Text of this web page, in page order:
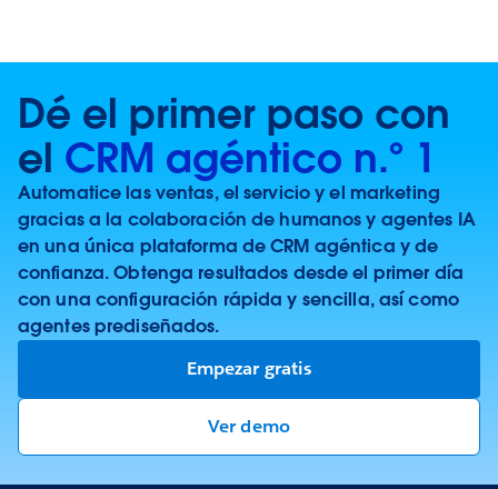
Dé el primer paso con
el CRM agéntico n.º 1
Automatice las ventas, el servicio y el marketing
gracias a la colaboración de humanos y agentes IA
en una única plataforma de CRM agéntica y de
confianza. Obtenga resultados desde el primer día
con una configuración rápida y sencilla, así como
agentes prediseñados.
Empezar gratis
Ver demo